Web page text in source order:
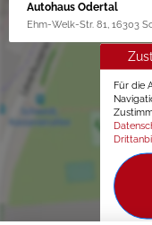
Autohaus Odertal
Ehm-Welk-Str. 81, 16303
Für die